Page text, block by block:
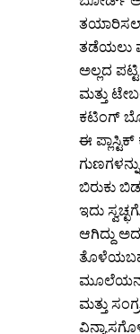
ತಡೆಯಲು
ಅಲ್ಲದ
ಮತ್ತು
ಕಟಿಂಗ್
ಈ
ಬಿರುಕು
ಇದು
ಆಗಿದ್ದು
ಮತ್ತು